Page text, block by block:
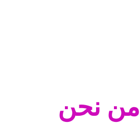
من نحن